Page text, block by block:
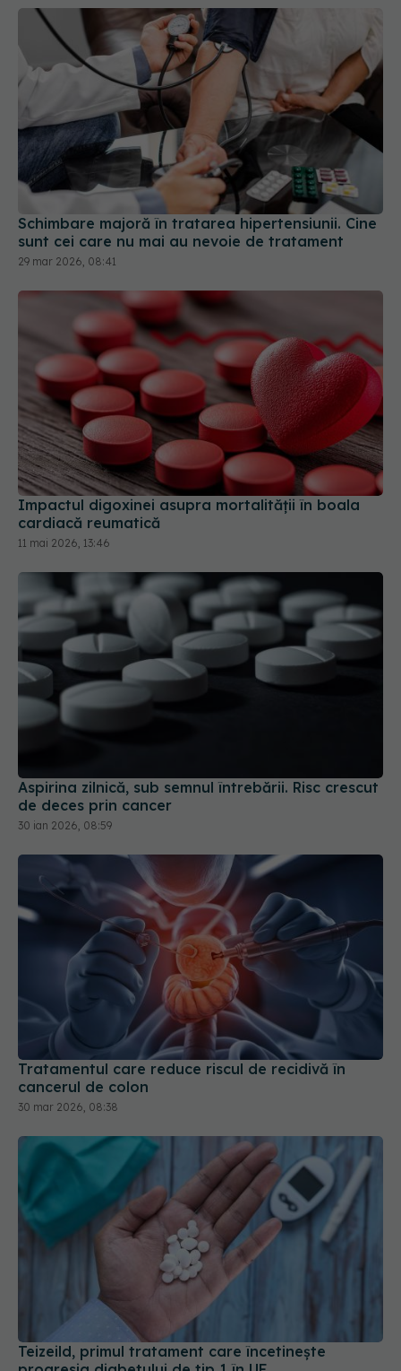
Schimbare majoră în tratarea hipertensiunii. Cine
sunt cei care nu mai au nevoie de tratament
29 mar 2026, 08:41
Impactul digoxinei asupra mortalității în boala
cardiacă reumatică
11 mai 2026, 13:46
30 ian 2026, 08:59
Tratamentul care reduce riscul de recidivă în
cancerul de colon
30 mar 2026, 08:38
Teizeild, primul tratament care încetinește
progresia diabetului de tip 1 în UE
12 ian 2026, 19:57